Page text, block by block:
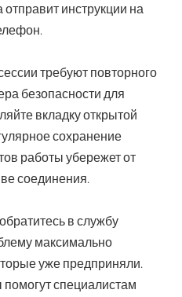
инструкции на
требуют повторного
безопасности для
вкладку открытой
сохранение
работы убережет от
соединения.
в службу
максимально
уже предприняли.
специалистам